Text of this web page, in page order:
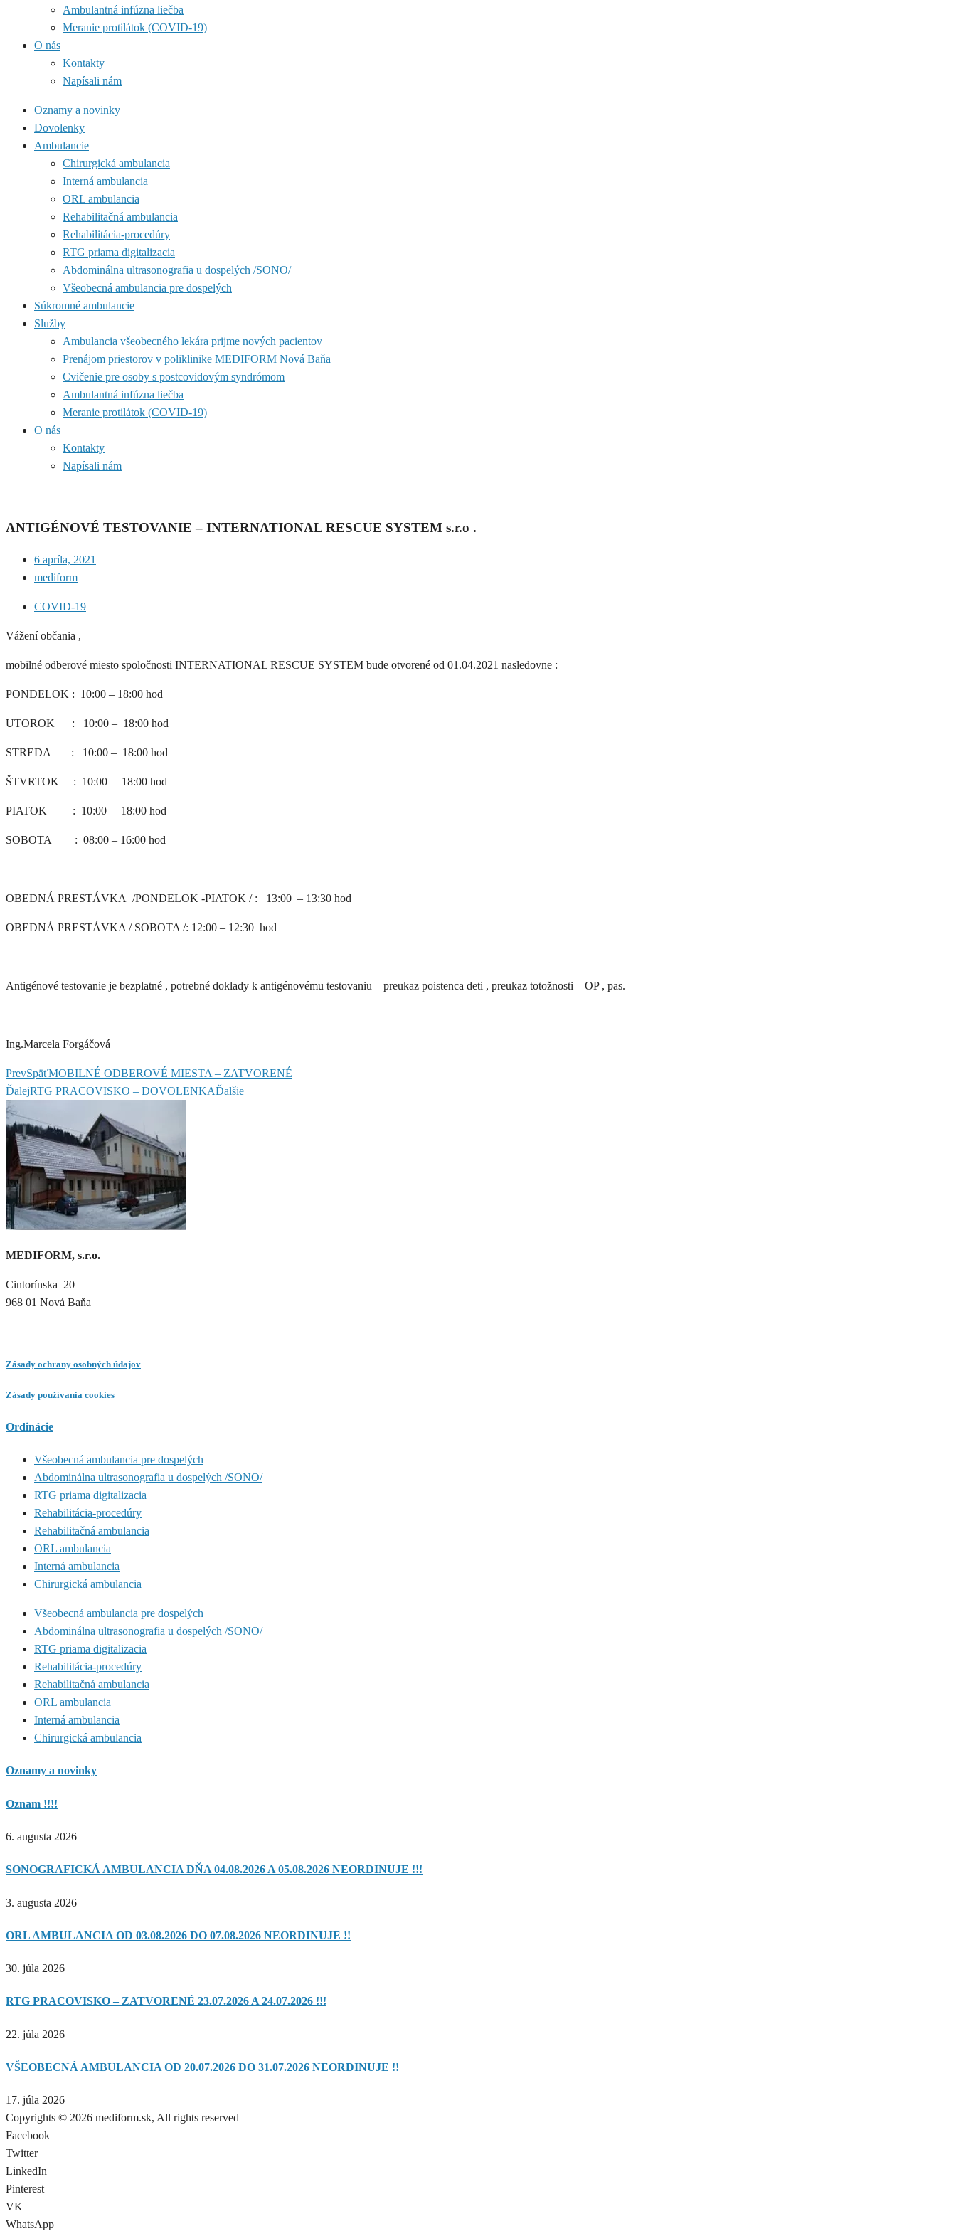
Ambulantná infúzna liečba
Meranie protilátok (COVID-19)
O nás
Kontakty
Napísali nám
Oznamy a novinky
Dovolenky
Ambulancie
Chirurgická ambulancia
Interná ambulancia
ORL ambulancia
Rehabilitačná ambulancia
Rehabilitácia-procedúry
RTG priama digitalizacia
Abdominálna ultrasonografia u dospelých /SONO/
Všeobecná ambulancia pre dospelých
Súkromné ambulancie
Služby
Ambulancia všeobecného lekára prijme nových pacientov
Prenájom priestorov v poliklinike MEDIFORM Nová Baňa
Cvičenie pre osoby s postcovidovým syndrómom
Ambulantná infúzna liečba
Meranie protilátok (COVID-19)
O nás
Kontakty
Napísali nám
ANTIGÉNOVÉ TESTOVANIE – INTERNATIONAL RESCUE SYSTEM s.r.o .
6 apríla, 2021
mediform
COVID-19
Vážení občania ,
mobilné odberové miesto spoločnosti INTERNATIONAL RESCUE SYSTEM bude otvorené od 01.04.2021 nasledovne :
PONDELOK : 10:00 – 18:00 hod
UTOROK : 10:00 – 18:00 hod
STREDA : 10:00 – 18:00 hod
ŠTVRTOK : 10:00 – 18:00 hod
PIATOK : 10:00 – 18:00 hod
SOBOTA : 08:00 – 16:00 hod
OBEDNÁ PRESTÁVKA /PONDELOK -PIATOK / : 13:00 – 13:30 hod
OBEDNÁ PRESTÁVKA / SOBOTA /: 12:00 – 12:30 hod
Antigénové testovanie je bezplatné , potrebné doklady k antigénovému testovaniu – preukaz poistenca deti , preukaz totožnosti – OP , pas.
Ing.Marcela Forgáčová
PrevSpäťMOBILNÉ ODBEROVÉ MIESTA – ZATVORENÉ
ĎalejRTG PRACOVISKO – DOVOLENKAĎalšie
MEDIFORM, s.r.o.
Cintorínska 20
968 01 Nová Baňa
Zásady ochrany osobných údajov
Zásady používania cookies
Ordinácie
Všeobecná ambulancia pre dospelých
Abdominálna ultrasonografia u dospelých /SONO/
RTG priama digitalizacia
Rehabilitácia-procedúry
Rehabilitačná ambulancia
ORL ambulancia
Interná ambulancia
Chirurgická ambulancia
Všeobecná ambulancia pre dospelých
Abdominálna ultrasonografia u dospelých /SONO/
RTG priama digitalizacia
Rehabilitácia-procedúry
Rehabilitačná ambulancia
ORL ambulancia
Interná ambulancia
Chirurgická ambulancia
Oznamy a novinky
Oznam !!!!
6. augusta 2026
SONOGRAFICKÁ AMBULANCIA DŇA 04.08.2026 A 05.08.2026 NEORDINUJE !!!
3. augusta 2026
ORL AMBULANCIA OD 03.08.2026 DO 07.08.2026 NEORDINUJE !!
30. júla 2026
RTG PRACOVISKO – ZATVORENÉ 23.07.2026 A 24.07.2026 !!!
22. júla 2026
VŠEOBECNÁ AMBULANCIA OD 20.07.2026 DO 31.07.2026 NEORDINUJE !!
17. júla 2026
Copyrights © 2026 mediform.sk, All rights reserved​
Facebook
Twitter
LinkedIn
Pinterest
VK
WhatsApp